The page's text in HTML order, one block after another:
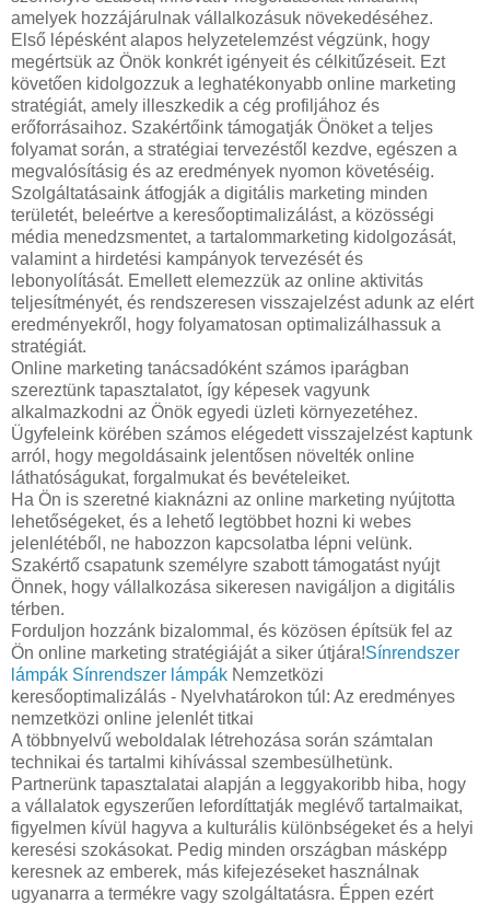
amelyek hozzájárulnak vállalkozásuk növekedéséhez.
Első lépésként alapos helyzetelemzést végzünk, hogy
megértsük az Önök konkrét igényeit és célkitűzéseit. Ezt
követően kidolgozzuk a leghatékonyabb online marketing
stratégiát, amely illeszkedik a cég profiljához és
erőforrásaihoz. Szakértőink támogatják Önöket a teljes
folyamat során, a stratégiai tervezéstől kezdve, egészen a
megvalósításig és az eredmények nyomon követéséig.
Szolgáltatásaink átfogják a digitális marketing minden
területét, beleértve a keresőoptimalizálást, a közösségi
média menedzsmentet, a tartalommarketing kidolgozását,
valamint a hirdetési kampányok tervezését és
lebonyolítását. Emellett elemezzük az online aktivitás
teljesítményét, és rendszeresen visszajelzést adunk az elért
eredményekről, hogy folyamatosan optimalizálhassuk a
stratégiát.
Online marketing tanácsadóként számos iparágban
szereztünk tapasztalatot, így képesek vagyunk
alkalmazkodni az Önök egyedi üzleti környezetéhez.
Ügyfeleink körében számos elégedett visszajelzést kaptunk
arról, hogy megoldásaink jelentősen növelték online
láthatóságukat, forgalmukat és bevételeiket.
Ha Ön is szeretné kiaknázni az online marketing nyújtotta
lehetőségeket, és a lehető legtöbbet hozni ki webes
jelenlétéből, ne habozzon kapcsolatba lépni velünk.
Szakértő csapatunk személyre szabott támogatást nyújt
Önnek, hogy vállalkozása sikeresen navigáljon a digitális
térben.
Forduljon hozzánk bizalommal, és közösen építsük fel az
Ön online marketing stratégiáját a siker útjára!Sínrendszer
lámpák Sínrendszer lámpák Nemzetközi
keresőoptimalizálás - Nyelvhatárokon túl: Az eredményes
nemzetközi online jelenlét titkai
A többnyelvű weboldalak létrehozása során számtalan
technikai és tartalmi kihívással szembesülhetünk.
Partnerünk tapasztalatai alapján a leggyakoribb hiba, hogy
a vállalatok egyszerűen lefordíttatják meglévő tartalmaikat,
figyelmen kívül hagyva a kulturális különbségeket és a helyi
keresési szokásokat. Pedig minden országban másképp
keresnek az emberek, más kifejezéseket használnak
ugyanarra a termékre vagy szolgáltatásra. Éppen ezért